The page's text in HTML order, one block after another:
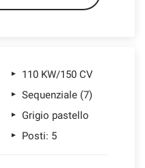
110 KW/150 CV
Sequenziale (7)
Grigio pastello
Posti: 5